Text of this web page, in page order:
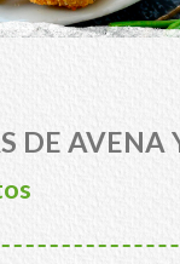
DE AVENA